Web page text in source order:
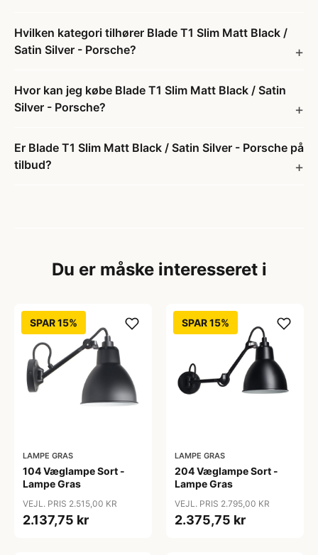
Hvilken kategori tilhører Blade T1 Slim Matt Black /
Satin Silver - Porsche?
Hvor kan jeg købe Blade T1 Slim Matt Black / Satin
Silver - Porsche?
Er Blade T1 Slim Matt Black / Satin Silver - Porsche på
tilbud?
Du er måske interesseret i
SPAR 15%
LAMPE GRAS
104 Væglampe Sort -
Lampe Gras
VEJL. PRIS 2.515,00 KR
2.137,75 kr
SPAR 15%
LAMPE GRAS
204 Væglampe Sort -
Lampe Gras
VEJL. PRIS 2.795,00 KR
2.375,75 kr